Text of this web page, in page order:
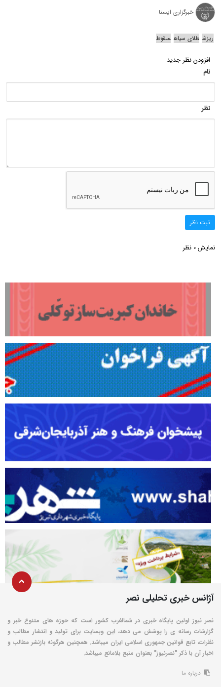
خبرگزاری ایسنا
ریزش طلای سیاه سقوط
افزودن نظر جدید
نام
نظر
ثبت نظر
نمایش 0 نظر
آژانس خبری تحلیلی نصر
نصر نیوز اولین پایگاه خبری در شمالغرب کشور است که حوزه های متنوع خبر و
گزارشات رسانه ی را پوشش می دهد، این وبسایت برای تولید و انتشار مطالب و
نظرات، تابع قوانین جمهوری اسلامی ایران میباشد. همچنین هرگونه بازنشر مطالب و
اخبار آن با ذکر "نصرنیوز" بعنوان منبع بلامانع میباشد.
درباره ما